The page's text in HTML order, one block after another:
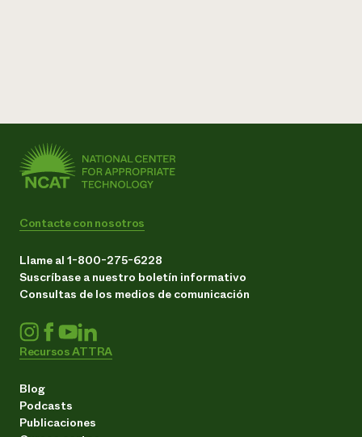
Contacte con nosotros
Llame al 1-800-275-6228
Suscríbase a nuestro boletín informativo
Consultas de los medios de comunicación
Recursos ATTRA
Blog
Podcasts
Publicaciones